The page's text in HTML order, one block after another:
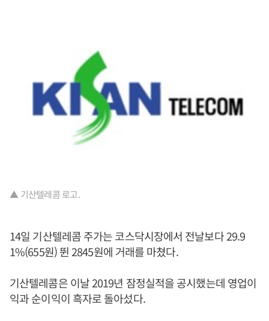
▲ 기산텔레콤 로고.
14일 기산텔레콤 주가는 코스닥시장에서 전날보다 29.9
1%(655원) 뛴 2845원에 거래를 마쳤다.
기산텔레콤은 이날 2019년 잠정실적을 공시했는데 영업이
익과 순이익이 흑자로 돌아섰다.